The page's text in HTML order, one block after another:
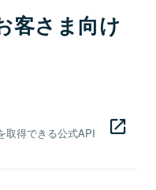
客さま向け
取得できる公式API